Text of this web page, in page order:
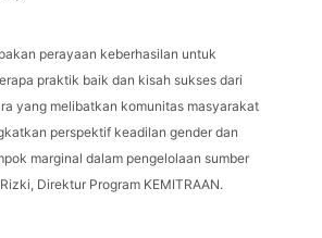
perayaan keberhasilan untuk
praktik baik dan kisah sukses dari
yang melibatkan komunitas masyarakat
perspektif keadilan gender dan
marginal dalam pengelolaan sumber
Direktur Program KEMITRAAN.